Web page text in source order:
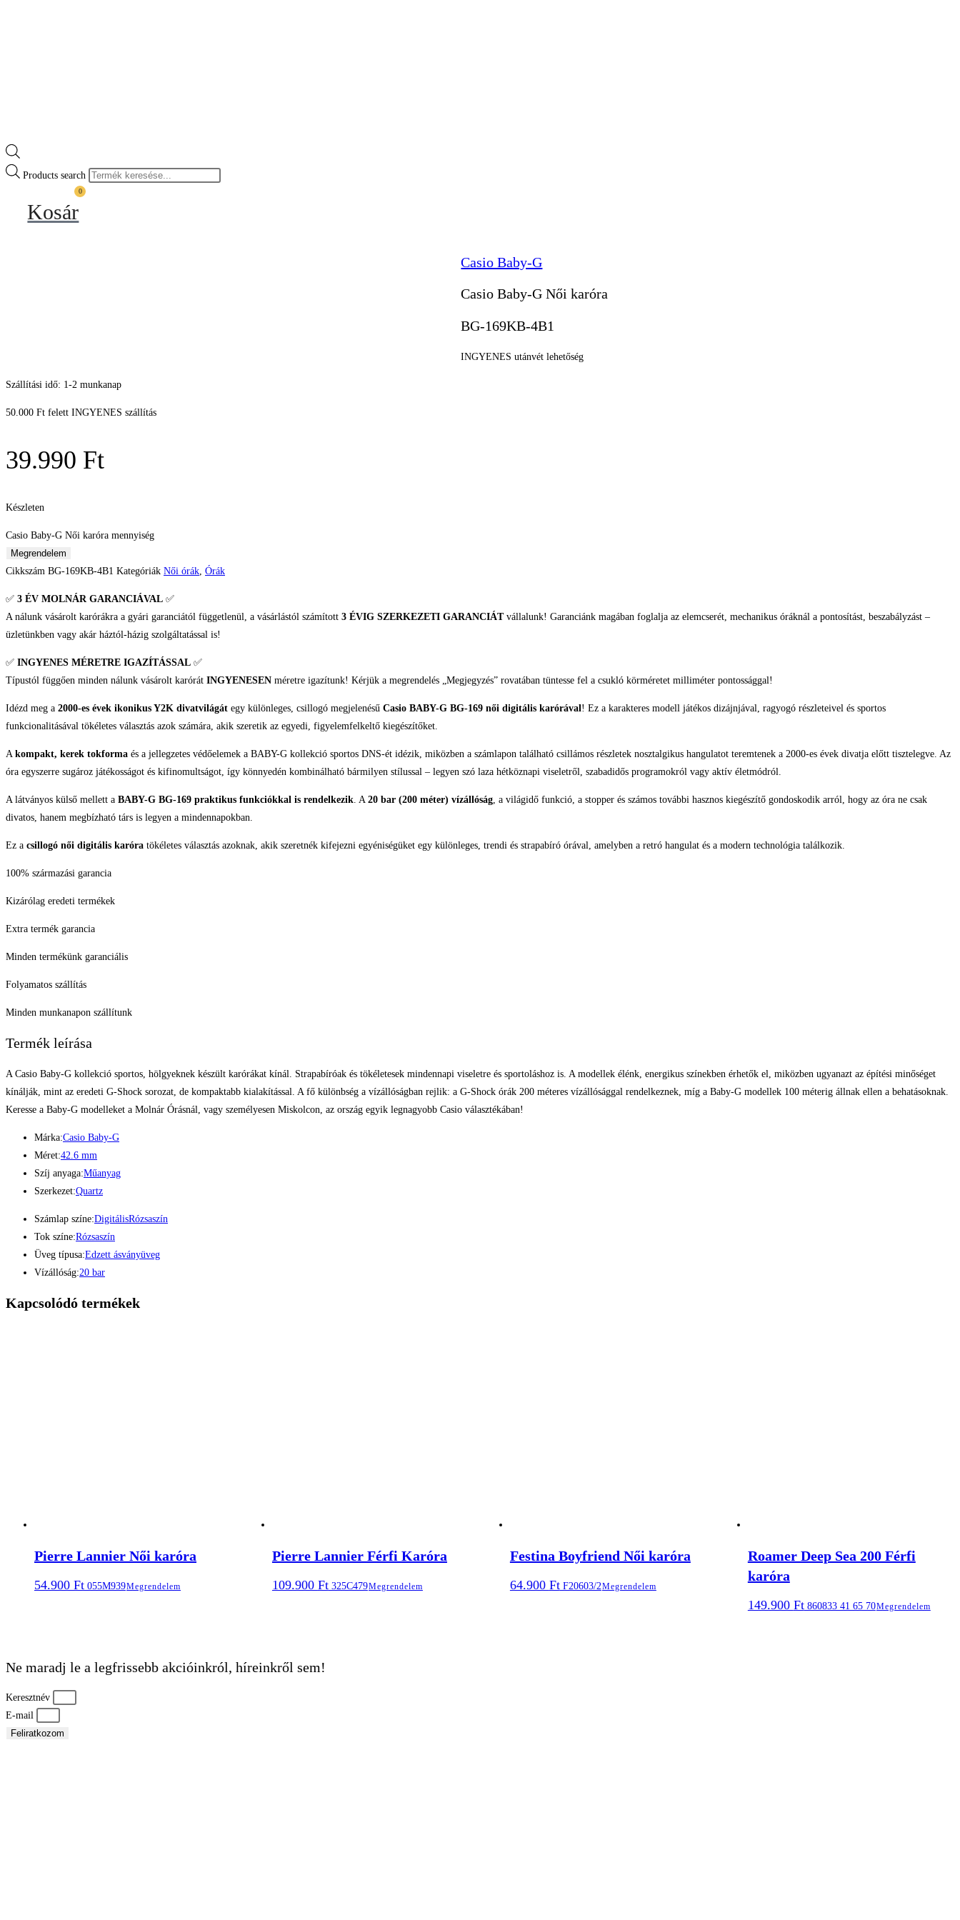
Products search
0
Kosár
Casio Baby-G
Casio Baby-G Női karóra
BG-169KB-4B1
INGYENES utánvét lehetőség
Szállítási idő: 1-2 munkanap
50.000 Ft felett INGYENES szállítás
39.990 Ft
Készleten
Casio Baby-G Női karóra mennyiség
Megrendelem
Cikkszám BG-169KB-4B1 Kategóriák Női órák Órák
✅ 3 ÉV MOLNÁR GARANCIÁVAL ✅
A nálunk vásárolt karórákra a gyári garanciától függetlenül, a vásárlástól számított 3 ÉVIG SZERKEZETI GARANCIÁTvállalunk! Garanciánk magában foglalja az elemcserét, mechanikus óráknál a pontosítást, beszabályzást –
üzletünkben vagy akár háztól-házig szolgáltatással is!
✅ INGYENES MÉRETRE IGAZÍTÁSSAL ✅
Típustól függően minden nálunk vásárolt karórát INGYENESEN méretre igazítunk! Kérjük a megrendelés „Megjegyzés” rovatában tüntesse fel a csukló körméretet milliméter pontossággal!
Idézd meg a 2000-es évek ikonikus Y2K divatvilágát egy különleges, csillogó megjelenésű Casio BABY-G BG-169 női digitális karórával! Ez a karakteres modell játékos dizájnjával, ragyogó részleteivel és sportos
funkcionalitásával tökéletes választás azok számára, akik szeretik az egyedi, figyelemfelkeltő kiegészítőket.
A kompakt, kerek tokforma és a jellegzetes védőelemek a BABY-G kollekció sportos DNS-ét idézik, miközben a számlapon található csillámos részletek nosztalgikus hangulatot teremtenek a 2000-es évek divatja előtt tisztelegve. Az
óra egyszerre sugároz játékosságot és kifinomultságot, így könnyedén kombinálható bármilyen stílussal – legyen szó laza hétköznapi viseletről, szabadidős programokról vagy aktív életmódról.
A látványos külső mellett a BABY-G BG-169 praktikus funkciókkal is rendelkezik . A 20 bar (200 méter) vízállóság , a világidő funkció, a stopper és számos további hasznos kiegészítő gondoskodik arról, hogy az óra ne csak
divatos, hanem megbízható társ is legyen a mindennapokban.
Ez a csillogó női digitális karóra tökéletes választás azoknak, akik szeretnék kifejezni egyéniségüket egy különleges, trendi és strapabíró órával, amelyben a retró hangulat és a modern technológia találkozik.
100% származási garancia
Kizárólag eredeti termékek
Extra termék garancia
Minden termékünk garanciális
Folyamatos szállítás
Minden munkanapon szállítunk
Termék leírása
A Casio Baby-G kollekció sportos, hölgyeknek készült karórákat kínál. Strapabíróak és tökéletesek mindennapi viseletre és sportoláshoz is. A modellek élénk, energikus színekben érhetők el, miközben ugyanazt az építési minőséget
kínálják, mint az eredeti G-Shock sorozat, de kompaktabb kialakítással. A fő különbség a vízállóságban rejlik: a G-Shock órák 200 méteres vízállósággal rendelkeznek, míg a Baby-G modellek 100 méterig állnak ellen a behatásoknak.
Keresse a Baby-G modelleket a Molnár Órásnál, vagy személyesen Miskolcon, az ország egyik legnagyobb Casio választékában!
Márka:Casio Baby-G
Méret:42.6 mm
Szíj anyaga:Műanyag
Szerkezet:Quartz
Számlap színe:DigitálisRózsaszín
Tok színe:Rózsaszín
Üveg típusa:Edzett ásványüveg
Vízállóság:20 bar
Kapcsolódó termékek
Pierre Lannier Női karóra
54.900 Ft 055M939Megrendelem
Pierre Lannier Férfi Karóra
109.900 Ft325C479Megrendelem
Festina Boyfriend Női karóra
64.900 FtF20603/2Megrendelem
Roamer Deep Sea 200 Férfi
karóra
149.900 Ft860833 41 65 70Megrendelem
Ne maradj le a legfrissebb akcióinkról, híreinkről sem!
Keresztnév
E-mail
Feliratkozom